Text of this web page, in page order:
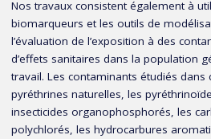
Nos travaux consistent également à
biomarqueurs et les outils de
l’évaluation de l’exposition à des
d’effets sanitaires dans la population
travail. Les contaminants étudiés dans
pyréthrines naturelles, les
insecticides organophosphorés, les
polychlorés, les hydrocarbures